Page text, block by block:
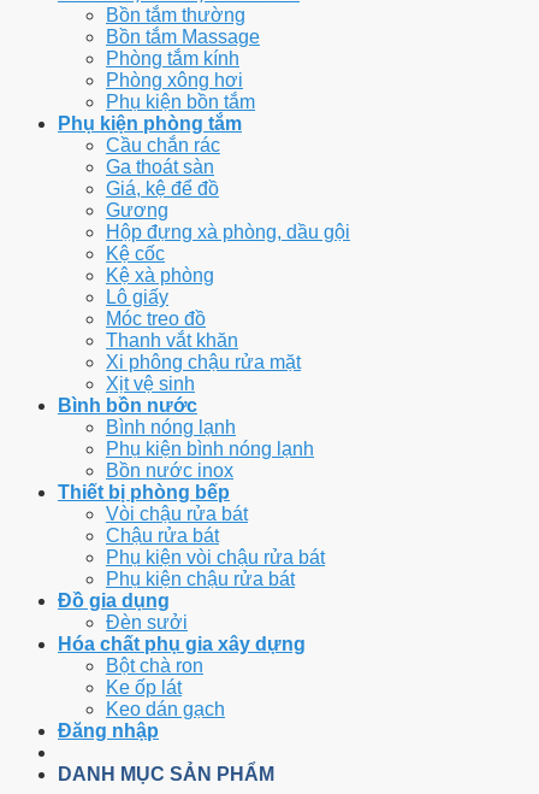
Bồn tắm thường
Bồn tắm Massage
Phòng tắm kính
Phòng xông hơi
Phụ kiện bồn tắm
Phụ kiện phòng tắm
Cầu chắn rác
Ga thoát sàn
Giá, kệ để đồ
Gương
Hộp đựng xà phòng, dầu gội
Kệ cốc
Kệ xà phòng
Lô giấy
Móc treo đồ
Thanh vắt khăn
Xi phông chậu rửa mặt
Xịt vệ sinh
Bình bồn nước
Bình nóng lạnh
Phụ kiện bình nóng lạnh
Bồn nước inox
Thiết bị phòng bếp
Vòi chậu rửa bát
Chậu rửa bát
Phụ kiện vòi chậu rửa bát
Phụ kiện chậu rửa bát
Đồ gia dụng
Đèn sưởi
Hóa chất phụ gia xây dựng
Bột chà ron
Ke ốp lát
Keo dán gạch
Đăng nhập
DANH MỤC SẢN PHẨM